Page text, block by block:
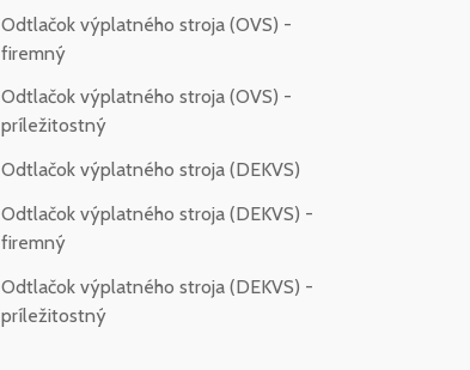
Odtlačok výplatného stroja (OVS) -
firemný
Odtlačok výplatného stroja (OVS) -
príležitostný
Odtlačok výplatného stroja (DEKVS)
Odtlačok výplatného stroja (DEKVS) -
firemný
Odtlačok výplatného stroja (DEKVS) -
príležitostný